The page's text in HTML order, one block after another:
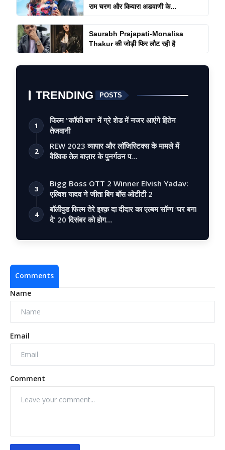
राम चरण और कियारा अडवाणी के...
Saurabh Prajapati-Monalisa
Thakur की जोड़ी फिर लौट रही है
TRENDING POSTS
1
फिल्म “कॉफी बग” में ग्रे शेड में नजर आएंगे हितेन
तेजवानी
2
REW 2023 व्यापार और लॉजिस्टिक्स के मामले में
वैश्विक तेल बाज़ार के पुनर्गठन प…
3
Bigg Boss OTT 2 Winner Elvish Yadav:
एल्विश यादव ने जीता बिग बॉस ओटीटी 2
4
बॉलीवुड फिल्म तेरे इश्क़ दा दीदार का एल्बम सॉन्ग ‘घर बना
दे’ 20 दिसंबर को होग…
Comments
Name
Email
Comment